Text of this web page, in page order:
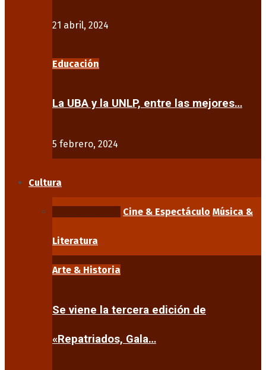
21 abril, 2024
Educación
La UBA y la UNLP, entre las mejores…
5 febrero, 2024
Cultura
Cine & Espectáculo Música &
Literatura
Arte & Historia
Se viene la tercera edición de
«Repatriados, Gala…